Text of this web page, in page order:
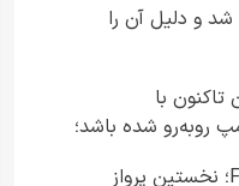
ایران شد و دلیل آن را
با
روبه‌رو شده باشد؛
جنگنده نسل ششم آمریکا F-۴۷؛ نخستین پرواز